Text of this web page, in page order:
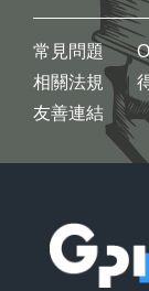
常見問題
相關法規
友善連結